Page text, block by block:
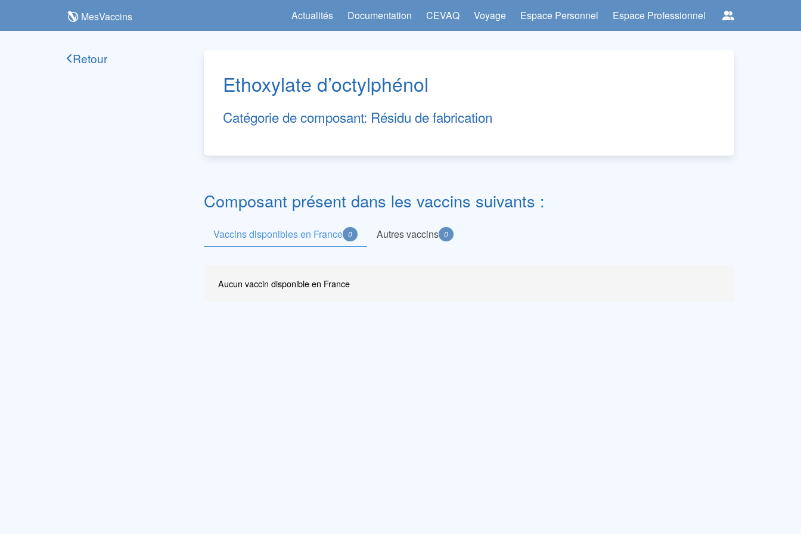
MesVaccins Actualités Documentation CEVAQ Voyage Espace Personnel Espace Professionnel
Retour
Ethoxylate d’octylphénol
Catégorie de composant: Résidu de fabrication
Composant présent dans les vaccins suivants :
Vaccins disponibles en France 0 Autres vaccins 0
Aucun vaccin disponible en France